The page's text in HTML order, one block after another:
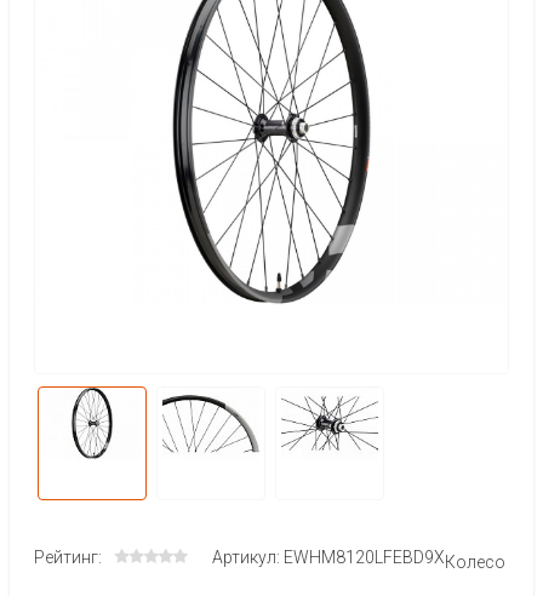
Рейтинг: Артикул: EWHM8120LFEBD9XКолесо